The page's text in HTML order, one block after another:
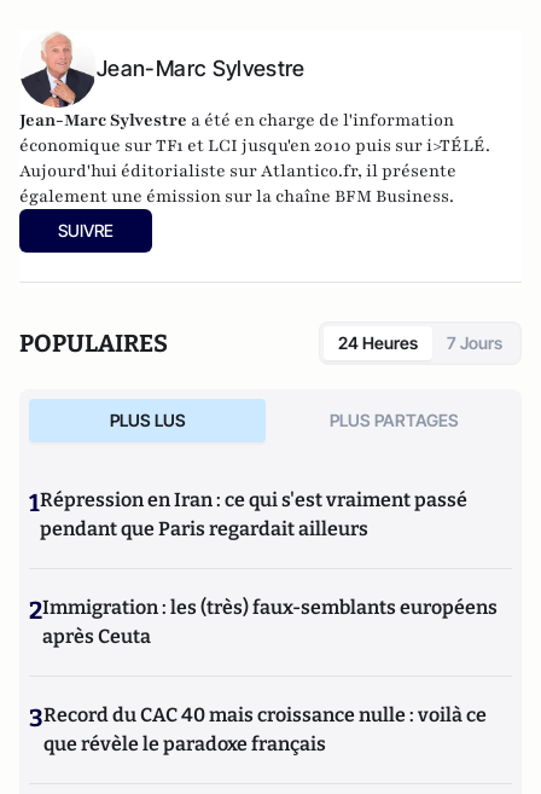
Jean-Marc Sylvestre
Jean-Marc Sylvestre a été en charge de l'information
économique sur TF1 et LCI jusqu'en 2010 puis sur i>TÉLÉ.
Aujourd'hui éditorialiste sur Atlantico.fr, il présente
également une émission sur la chaîne BFM Business.
SUIVRE
POPULAIRES 24 Heures 7 Jours
PLUS LUS PLUS PARTAGES
1Répression en Iran : ce qui s'est vraiment passé
pendant que Paris regardait ailleurs
2Immigration : les (très) faux-semblants européens
après Ceuta
3Record du CAC 40 mais croissance nulle : voilà ce
que révèle le paradoxe français